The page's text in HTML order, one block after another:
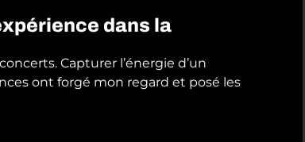
dans la
Capturer l’énergie d’un
ont forgé mon regard et posé les